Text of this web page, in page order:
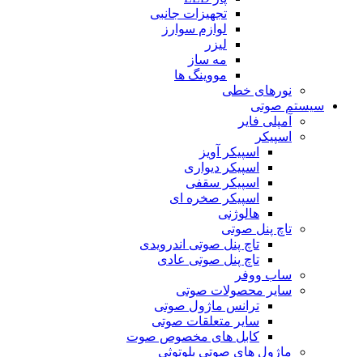
تجهیزات جانبی
لوازم سوارز
لیزر
مه ساز
مووینگ ها
نورهای خطی
سیستم صوتی
آمپلی فایر
اسپیکر
اسپیکر آویز
اسپیکر دیواری
اسپیکر سقفی
اسپیکر صخره ای
هالوژنی
تاچ پنل صوتی
تاچ پنل صوتی اندرویدی
تاچ پنل صوتی عادی
ساب ووفر
سایر محصولات صوتی
ترانس ماژول صوتی
سایر متعلقات صوتی
کابل های مخصوص صوت
ماژول های صوتی بلوتوثی